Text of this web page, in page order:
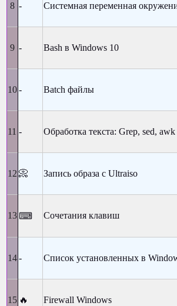
- Системная переменная
- Bash в Windows 10
- Batch файлы
- Обработка текста: Grep, sed, awk
📀 Запись образа с Ultraiso
⌨ Сочетания клавиш
- Список установленных в
🔥 Firewall Windows